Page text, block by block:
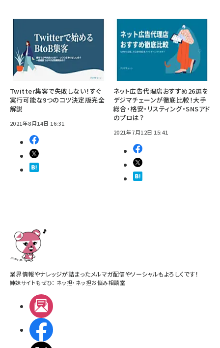
Twitter集客で失敗しない！すぐ
実行可能な9つのコツ決定版完全
解説
2021年8月14日 16:31
ネット広告代理店おすすめ26選を
デジマチェーンが徹底比較！大手
総合・格安・リスティング・SNSアド
のプロは？
2021年7月12日 15:41
業界情報やナレッジが詰まったメルマガ配信やソーシャルもよろしくです！
姉妹サイトもぜひ： ネッ担・ ネッ担お悩み相談室